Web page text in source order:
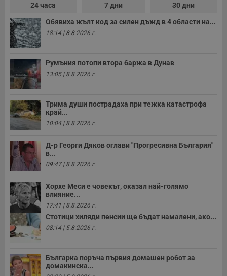
24 часа 7 дни 30 дни
Обявиха жълт код за силен дъжд в 4 области на...
18:14 | 8.8.2026 г.
Румъния потопи втора баржа в Дунав
13:05 | 8.8.2026 г.
Трима души пострадаха при тежка катастрофа
край...
10:04 | 8.8.2026 г.
Д-р Георги Дяков оглави "Прогресивна България"
в...
09:47 | 8.8.2026 г.
Хорхе Меси е човекът, оказал най-голямо
влияние...
17:41 | 8.8.2026 г.
Стотици хиляди пенсии ще бъдат намалени, ако...
08:14 | 5.8.2026 г.
Българка поръча първия домашен робот за
домакинска...